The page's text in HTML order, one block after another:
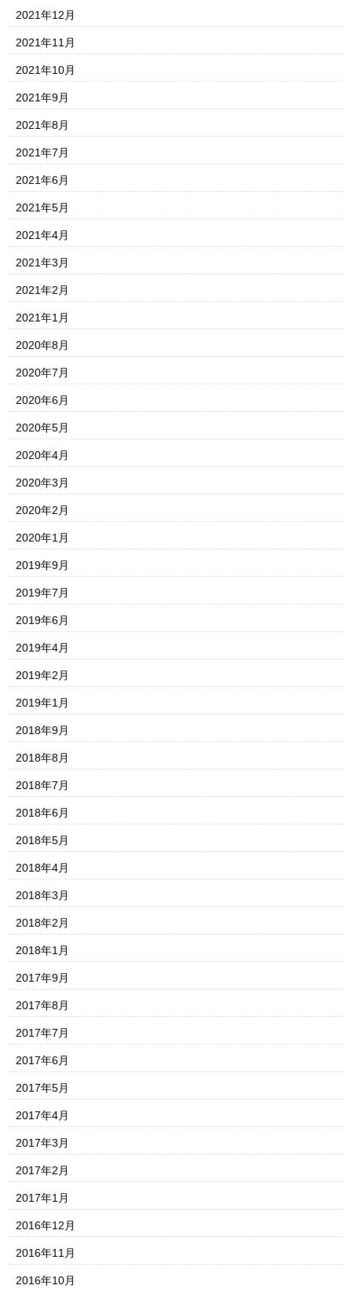
2021年12月
2021年11月
2021年10月
2021年9月
2021年8月
2021年7月
2021年6月
2021年5月
2021年4月
2021年3月
2021年2月
2021年1月
2020年8月
2020年7月
2020年6月
2020年5月
2020年4月
2020年3月
2020年2月
2020年1月
2019年9月
2019年7月
2019年6月
2019年4月
2019年2月
2019年1月
2018年9月
2018年8月
2018年7月
2018年6月
2018年5月
2018年4月
2018年3月
2018年2月
2018年1月
2017年9月
2017年8月
2017年7月
2017年6月
2017年5月
2017年4月
2017年3月
2017年2月
2017年1月
2016年12月
2016年11月
2016年10月